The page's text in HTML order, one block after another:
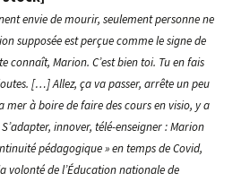
envie de mourir, seulement personne ne
supposée est perçue comme le signe de
connaît, Marion. C’est bien toi. Tu en fais
[…] Allez, ça va passer, arrête un peu
mer à boire de faire des cours en visio, y a
innover, télé-enseigner : Marion
pédagogique » en temps de Covid,
volonté de l’Éducation nationale de